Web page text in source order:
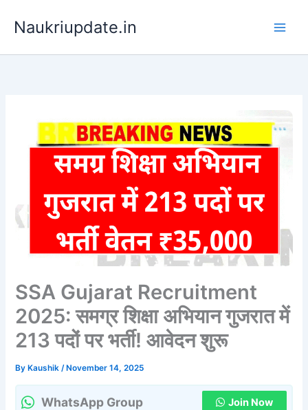
Naukriupdate.in
SSA Gujarat Recruitment
2025: समग्र शिक्षा अभियान गुजरात में
213 पदों पर भर्ती! आवेदन शुरू
By Kaushik/ November 14, 2025
WhatsApp Group Join Now